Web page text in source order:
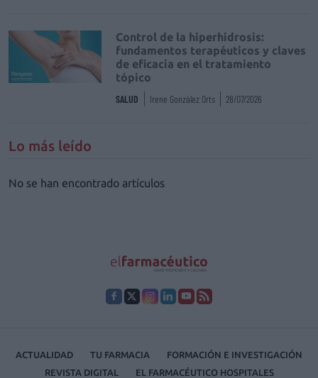
Control de la hiperhidrosis:
fundamentos terapéuticos y claves
de eficacia en el tratamiento
tópico
SALUD Irene González Orts 28/07/2026
Lo más leído
No se han encontrado artículos
ACTUALIDAD TU FARMACIA
FORMACIÓN E INVESTIGACIÓN
REVISTA DIGITAL
EL FARMACÉUTICO HOSPITALES